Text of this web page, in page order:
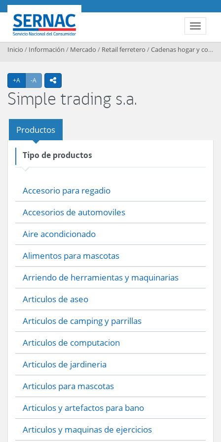
Contenido principal
Toggle
SERNAC
Inicio / Información / Mercado / Retail ferretero /Cadenas hogar y construccion
+A Agrandar texto
-A Achicar textoicono compartir
Simple trading s.a.
Productos
Tipo de productos
Accesorio para regadio
Accesorios de automoviles
Aire acondicionado
Alimentos para mascotas
Arriendo de herramientas y maquinarias
Articulos de aseo
Articulos de camping y parrillas
Articulos de computacion
Articulos de jardineria
Articulos para mascotas
Articulos y artefactos para bano
Articulos y maquinas de ejercicios